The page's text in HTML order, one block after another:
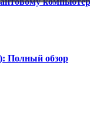
Полный обзор